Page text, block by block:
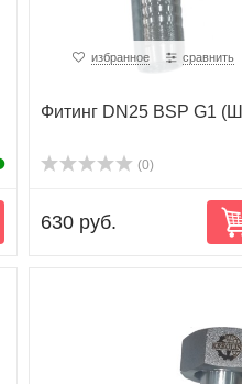
избранное сравнить
Фитинг DN25 BSP G1
(0)
630 руб.